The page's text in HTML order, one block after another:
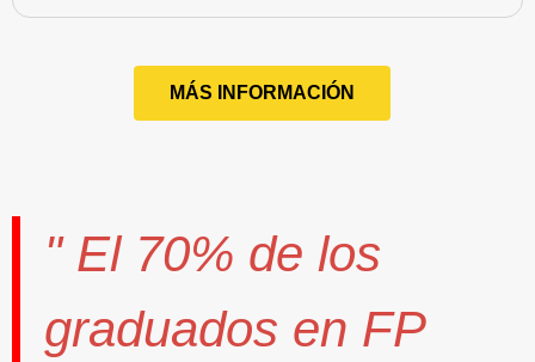
MÁS INFORMACIÓN
" El 70% de los
graduados en FP